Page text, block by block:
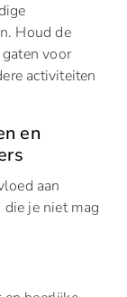
Houd de
voor
activiteiten
en
aan
je niet mag